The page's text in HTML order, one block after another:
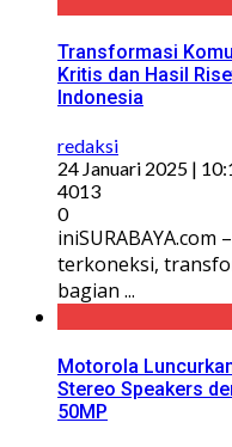
Transformasi
Kritis dan Hasil
Indonesia
redaksi
24 Januari 2025 |
4013
0
terkoneksi,
bagian ...
Motorola
Stereo Speakers
50MP